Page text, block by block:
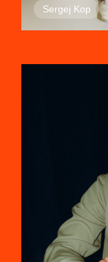
Sergej Kop